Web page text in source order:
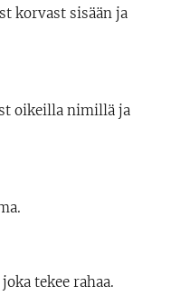
korvast sisään ja
oikeilla nimillä ja
tekee rahaa.